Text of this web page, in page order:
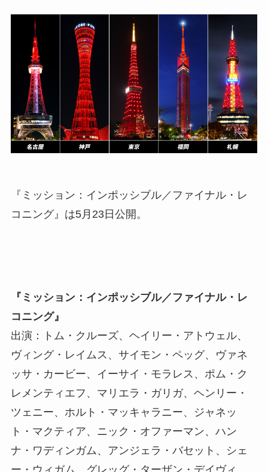
『ミッション：インポッシブル／ファイナル・レ
コニング』は5月23日公開。
『ミッション：インポッシブル／ファイナル・レ
コニング』
出演：トム・クルーズ、ヘイリー・アトウェル、
ヴィング・レイムス、サイモン・ペッグ、ヴァネ
ッサ・カービー、イーサイ・モラレス、ポム・ク
レメンティエフ、マリエラ・ガリガ、ヘンリー・
ツェニー、ホルト・マッキャラニー、ジャネッ
ト・マクティア、ニック・オファーマン、ハン
ナ・ワディンガム、アンジェラ・バセット、シェ